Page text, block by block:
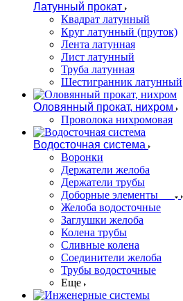
Латунный прокат
Квадрат латунный
Круг латунный (пруток)
Лента латунная
Лист латунный
Труба латунная
Шестигранник латунный
Оловянный прокат, нихром
Проволока нихромовая
Водосточная система
Воронки
Держатели желоба
Держатели трубы
Доборные элементы
Желоба водосточные
Заглушки желоба
Колена трубы
Сливные колена
Соединители желоба
Трубы водосточные
Еще